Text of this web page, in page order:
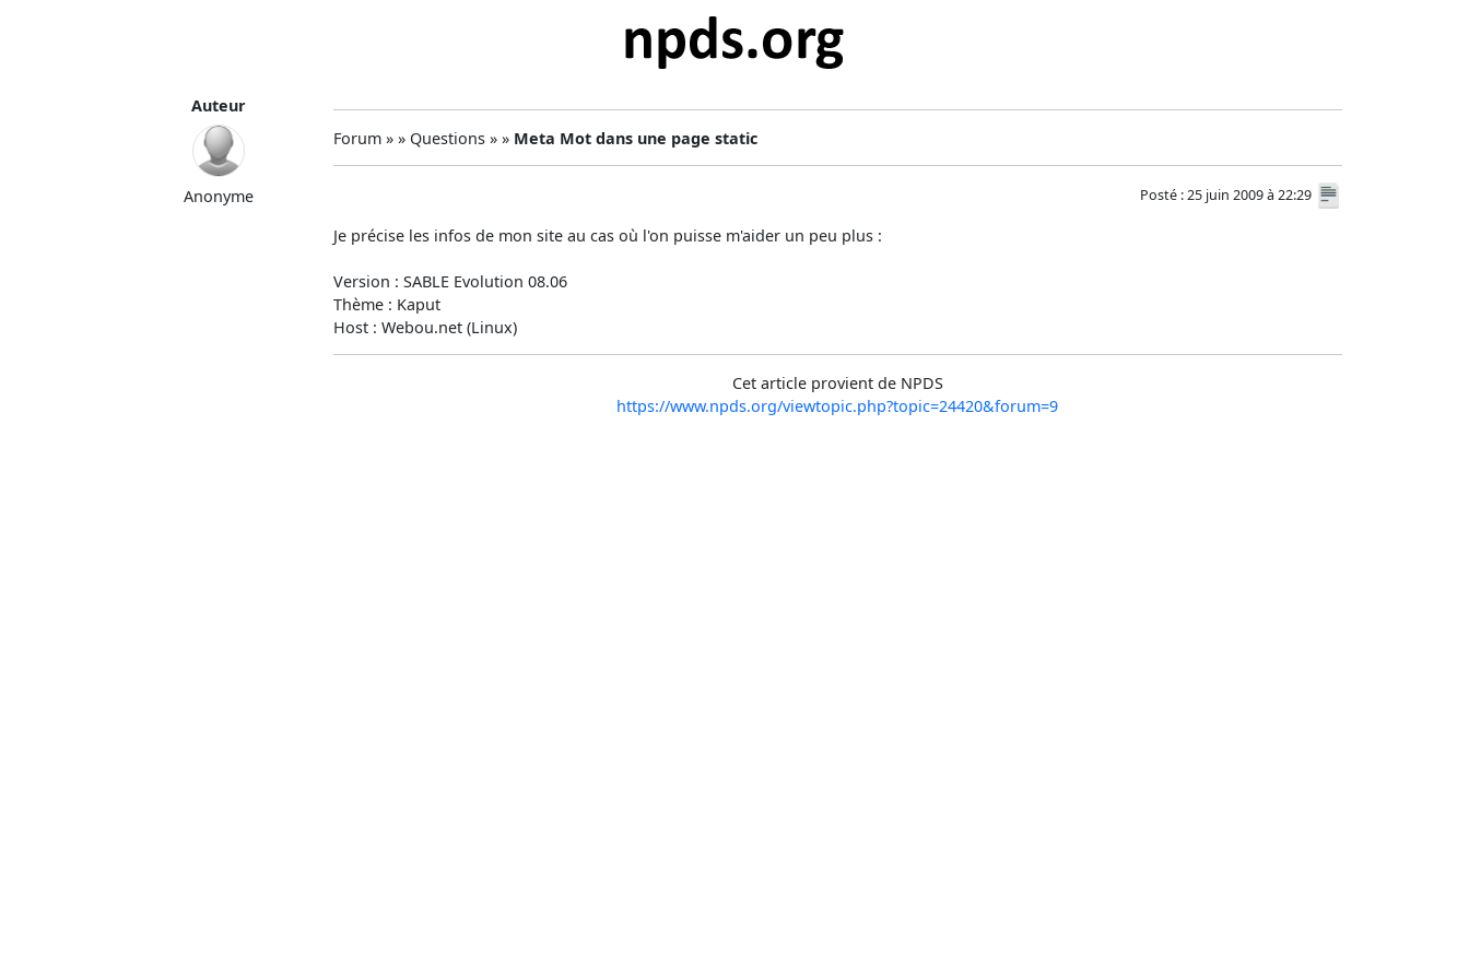
Auteur
Anonyme
Forum » » Questions » » Meta Mot dans une page static
Posté : 25 juin 2009 à 22:29
Je précise les infos de mon site au cas où l'on puisse m'aider un peu plus :
Version : SABLE Evolution 08.06
Thème : Kaput
Host : Webou.net (Linux)
Cet article provient de NPDS
https://www.npds.org/viewtopic.php?topic=24420&forum=9